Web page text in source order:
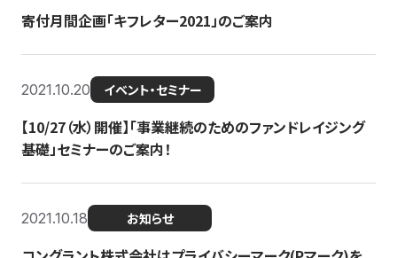
寄付月間企画「キフレター2021」のご案内
2021.10.20 イベント・セミナー
【10/27（水）開催】「事業継続のためのファンドレイジング
基礎」セミナーのご案内！
2021.10.18 お知らせ